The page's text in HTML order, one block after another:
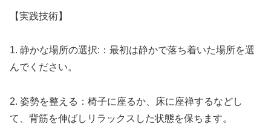
【実践技術】
1. 静かな場所の選択:：最初は静かで落ち着いた場所を選
んでください。
2. 姿勢を整える：椅子に座るか、床に座禅するなどし
て、背筋を伸ばしリラックスした状態を保ちます。